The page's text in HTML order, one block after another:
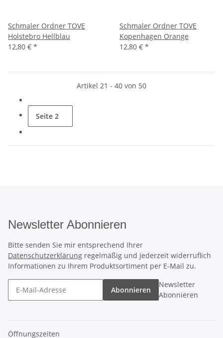
Schmaler Ordner TOVE
Holstebro Hellblau
12,80 € *
Schmaler Ordner TOVE
Kopenhagen Orange
12,80 € *
Artikel 21 - 40 von 50
Seite 2
Newsletter Abonnieren
Bitte senden Sie mir entsprechend Ihrer
Datenschutzerklärung regelmäßig und jederzeit widerruflich
Informationen zu Ihrem Produktsortiment per E-Mail zu.
Abonnieren
Newsletter
Abonnieren
Öffnungszeiten